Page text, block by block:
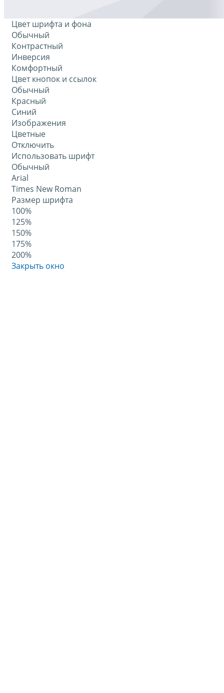
Цвет шрифта и фона
Обычный
Контрастный
Инверсия
Комфортный
Цвет кнопок и ссылок
Обычный
Красный
Синий
Изображения
Цветные
Отключить
Использовать шрифт
Обычный
Arial
Times New Roman
Размер шрифта
100%
125%
150%
175%
200%
Закрыть окно